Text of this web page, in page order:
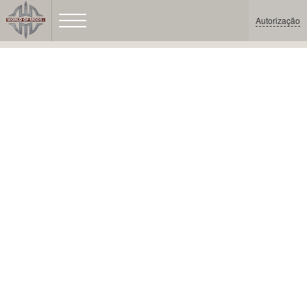
Autorização